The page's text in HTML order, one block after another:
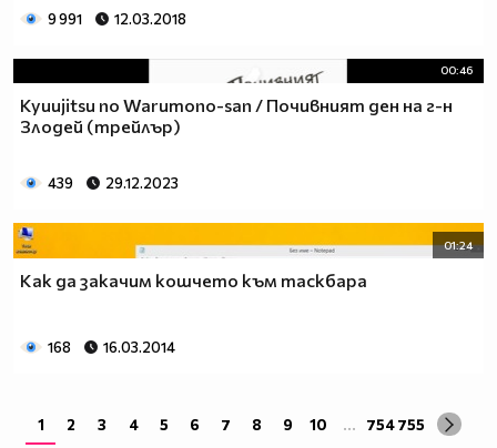
(love) (love) (riceball) (love)
(love) (riceball) (love)
9 991 12.03.2018
00:46
Kyuujitsu no Warumono-san / Почивният ден на г-н
Злодей (трейлър)
439 29.12.2023
01:24
Как да закачим кошчето към таскбара
168 16.03.2014
1 2 3 4 5 6 7 8 9 10 ... 754755